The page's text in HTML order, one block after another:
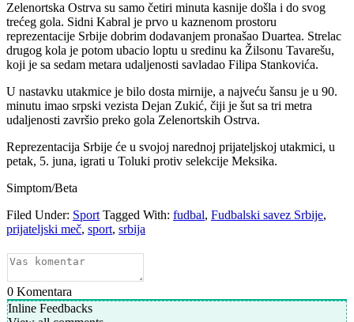
Zelenortska Ostrva su samo četiri minuta kasnije došla i do svog
trećeg gola. Sidni Kabral je prvo u kaznenom prostoru
reprezentacije Srbije dobrim dodavanjem pronašao Duartea. Strelac
drugog kola je potom ubacio loptu u sredinu ka Žilsonu Tavarešu,
koji je sa sedam metara udaljenosti savladao Filipa Stankovića.
U nastavku utakmice je bilo dosta mirnije, a najveću šansu je u 90.
minutu imao srpski vezista Dejan Zukić, čiji je šut sa tri metra
udaljenosti završio preko gola Zelenortskih Ostrva.
Reprezentacija Srbije će u svojoj narednoj prijateljskoj utakmici, u
petak, 5. juna, igrati u Toluki protiv selekcije Meksika.
Simptom/Beta
Filed Under: Sport Tagged With: fudbal, Fudbalski savez Srbije,
prijateljski meč, sport, srbija
0 Komentara
Inline Feedbacks